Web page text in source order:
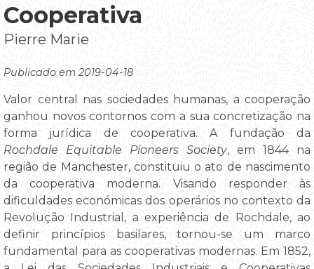
Cooperativa
Pierre Marie
Publicado em 2019-04-18
Valor central nas sociedades humanas, a cooperação
ganhou novos contornos com a sua concretização na
forma jurídica de cooperativa. A fundação da
Rochdale Equitable Pioneers Society, em 1844 na
região de Manchester, constituiu o ato de nascimento
da cooperativa moderna. Visando responder às
dificuldades económicas dos operários no contexto da
Revolução Industrial, a experiência de Rochdale, ao
definir princípios basilares, tornou-se um marco
fundamental para as cooperativas modernas. Em 1852,